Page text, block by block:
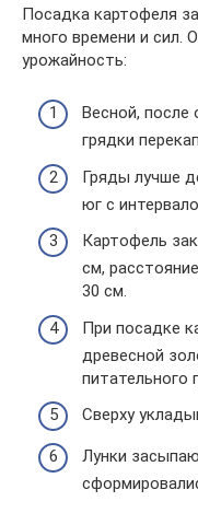
Посадка картофеля
много времени и сил.
урожайность:
Весной, после
грядки
Гряды лучше
юг с
Картофель
см,
30 см.
При посадке
древесной
питательного
Сверху
Лунки